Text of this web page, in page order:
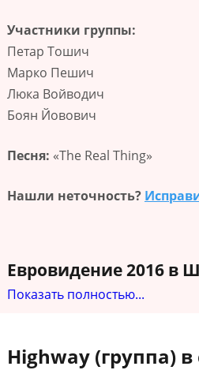
Участники группы:
Петар Тошич
Марко Пешич
Люка Войводич
Боян Йовович
Песня: «The Real Thing»
Нашли неточность?
Евровидение 2016 в
Показать полностью...
Highway (группа)